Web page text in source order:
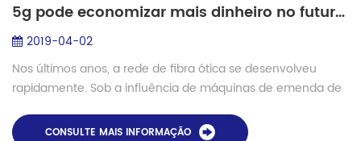
5g pode economizar mais dinheiro no futuro?
2019-04-02
Nos últimos anos, a rede de fibra ótica se desenvolveu
rapidamente. Sob a influência de máquinas de emenda de
geral das redes de fibra ótica. D...
CONSULTE MAIS INFORMAÇÃO